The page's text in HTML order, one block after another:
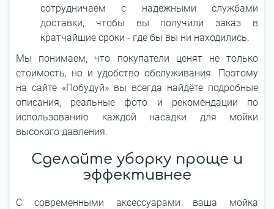
сотрудничаем с надёжными службами
доставки, чтобы вы получили заказ в
кратчайшие сроки - где бы вы ни находились.
Мы понимаем, что покупатели ценят не только
стоимость, но и удобство обслуживания. Поэтому
на сайте «Побудуй» вы всегда найдёте подробные
описания, реальные фото и рекомендации по
использованию каждой насадки для мойки
высокого давления.
Сделайте уборку проще и
эффективнее
С современными аксессуарами ваша мойка